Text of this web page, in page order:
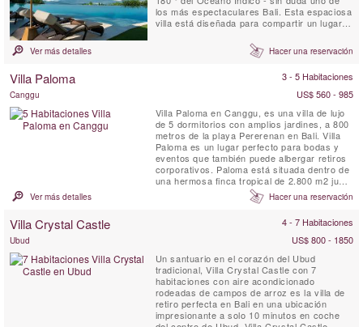
los más espectaculares Bali. Esta espaciosa
villa está diseñada para compartir un lugar
Si usted es 2 o 12, el personal encantador y
atento se hará cargo de todas sus
Ver más detalles Hacer una reservación
Villa Paloma 3 - 5 Habitaciones
Canggu
US$ 560 - 985
Villa Paloma en Canggu, es una villa de lujo
de 5 dormitorios con amplios jardines, a 800
metros de la playa Pererenan en Bali. Villa
Paloma es un lugar perfecto para bodas y
eventos que también puede albergar retiros
corporativos. Paloma está situada dentro de
una hermosa finca tropical de 2.800 m2 junto
a la ribera y los arrozales.
Ver más detalles Hacer una reservación
Villa Crystal Castle 4 - 7 Habitaciones
Ubud
US$ 800 - 1850
Un santuario en el corazón del Ubud
tradicional, Villa Crystal Castle con 7
habitaciones con aire acondicionado
rodeadas de campos de arroz es la villa de
retiro perfecta en Bali en una ubicación
impresionante a solo 10 minutos en coche